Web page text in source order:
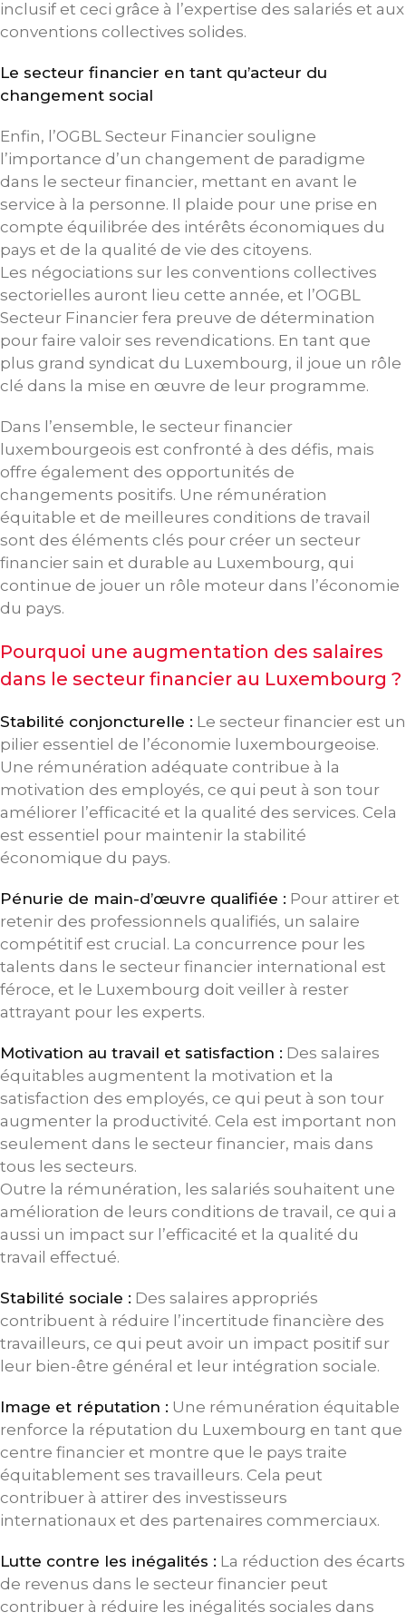
inclusif et ceci grâce à l’expertise des salariés et aux
conventions collectives solides.
Le secteur financier en tant qu’acteur du
changement social
Enfin, l’OGBL Secteur Financier souligne
l’importance d’un changement de paradigme
dans le secteur financier, mettant en avant le
service à la personne. Il plaide pour une prise en
compte équilibrée des intérêts économiques du
pays et de la qualité de vie des citoyens.
Les négociations sur les conventions collectives
sectorielles auront lieu cette année, et l’OGBL
Secteur Financier fera preuve de détermination
pour faire valoir ses revendications. En tant que
plus grand syndicat du Luxembourg, il joue un rôle
clé dans la mise en œuvre de leur programme.
Dans l’ensemble, le secteur financier
luxembourgeois est confronté à des défis, mais
offre également des opportunités de
changements positifs. Une rémunération
équitable et de meilleures conditions de travail
sont des éléments clés pour créer un secteur
financier sain et durable au Luxembourg, qui
continue de jouer un rôle moteur dans l’économie
du pays.
Pourquoi une augmentation des salaires
dans le secteur financier au Luxembourg ?
Stabilité conjoncturelle : Le secteur financier est un
pilier essentiel de l’économie luxembourgeoise.
Une rémunération adéquate contribue à la
motivation des employés, ce qui peut à son tour
améliorer l’efficacité et la qualité des services. Cela
est essentiel pour maintenir la stabilité
économique du pays.
Pénurie de main-d’œuvre qualifiée : Pour attirer et
retenir des professionnels qualifiés, un salaire
compétitif est crucial. La concurrence pour les
talents dans le secteur financier international est
féroce, et le Luxembourg doit veiller à rester
attrayant pour les experts.
Motivation au travail et satisfaction : Des salaires
équitables augmentent la motivation et la
satisfaction des employés, ce qui peut à son tour
augmenter la productivité. Cela est important non
seulement dans le secteur financier, mais dans
tous les secteurs.
Outre la rémunération, les salariés souhaitent une
amélioration de leurs conditions de travail, ce qui a
aussi un impact sur l’efficacité et la qualité du
travail effectué.
Stabilité sociale : Des salaires appropriés
contribuent à réduire l’incertitude financière des
travailleurs, ce qui peut avoir un impact positif sur
leur bien-être général et leur intégration sociale.
Image et réputation : Une rémunération équitable
renforce la réputation du Luxembourg en tant que
centre financier et montre que le pays traite
équitablement ses travailleurs. Cela peut
contribuer à attirer des investisseurs
internationaux et des partenaires commerciaux.
Lutte contre les inégalités : La réduction des écarts
de revenus dans le secteur financier peut
contribuer à réduire les inégalités sociales dans